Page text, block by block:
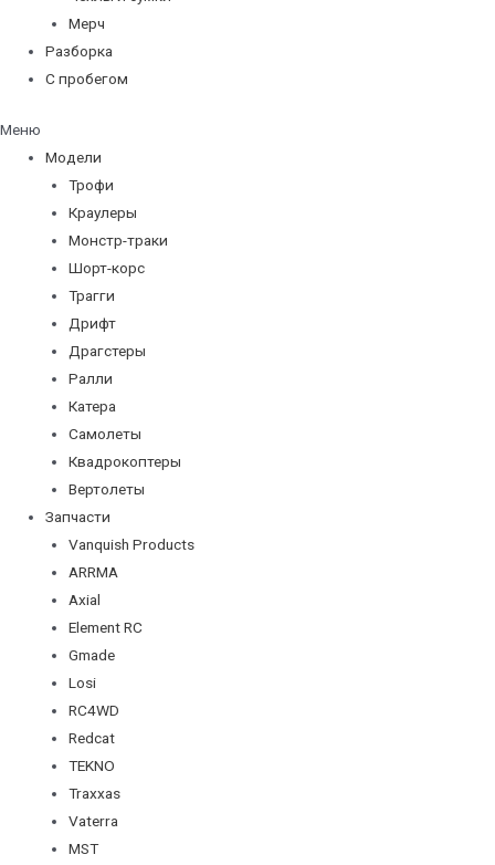
Мерч
Разборка
С пробегом
Меню
Модели
Трофи
Краулеры
Монстр-траки
Шорт-корс
Трагги
Дрифт
Драгстеры
Ралли
Катера
Самолеты
Квадрокоптеры
Вертолеты
Запчасти
Vanquish Products
ARRMA
Axial
Element RC
Gmade
Losi
RC4WD
Redcat
TEKNO
Traxxas
Vaterra
MST